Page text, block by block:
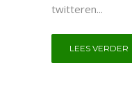
twitteren...
LEES VERDER